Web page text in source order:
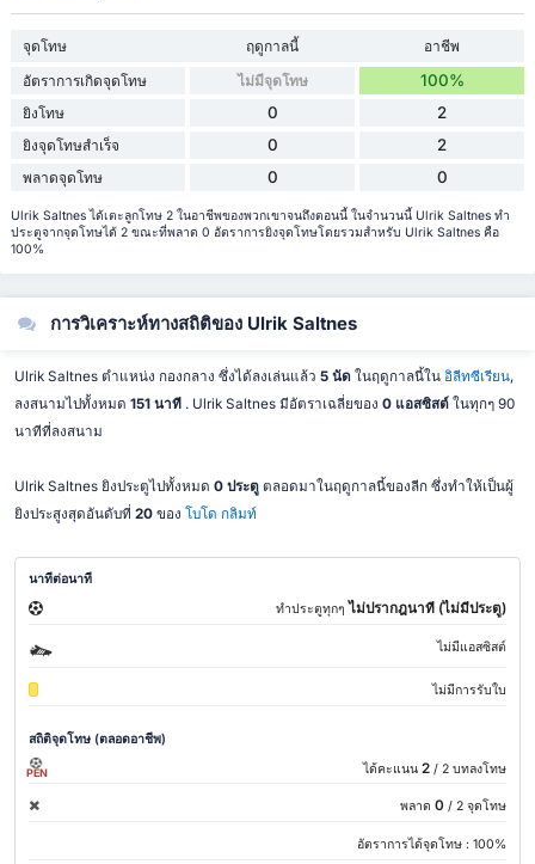
จุดโทษ ฤดูกาลนี้
อาชีพ
อัตราการเกิดจุดโทษ
ไม่มีจุดโทษ 100%
ยิงโทษ 0 2
ยิงจุดโทษสำเร็จ 0 2
พลาดจุดโทษ 0 0
Ulrik Saltnes ได้เตะลูกโทษ 2 ในอาชีพของพวกเขาจนถึงตอนนี้ ในจำนวนนี้ Ulrik Saltnes ทำ
ประตูจากจุดโทษได้ 2 ขณะที่พลาด 0 อัตราการยิงจุดโทษโดยรวมสำหรับ Ulrik Saltnes คือ
100%
การวิเคราะห์ทางสถิติของ Ulrik Saltnes
Ulrik Saltnes ตำแหน่ง กองกลาง ซึ่งได้ลงเล่นแล้ว 5 นัดในฤดูกาลนี้ใน อิลีทซีเรียน,
ลงสนามไปทั้งหมด 151 นาที . Ulrik Saltnes มีอัตราเฉลี่ยของ 0 แอสซิสต์ในทุกๆ 90
นาทีที่ลงสนาม
Ulrik Saltnes ยิงประตูไปทั้งหมด 0 ประตูตลอดมาในฤดูกาลนี้ของลีก ซึ่งทำให้เป็นผู้
ยิงประสูงสุดอันดับที่ 20ของ โบโด กลิมท์
นาทีต่อนาที
ทำประตูทุกๆไม่ปรากฎนาที (ไม่มีประตู)
ไม่มีแอสซิสต์
ไม่มีการรับใบ
สถิติจุดโทษ (ตลอดอาชีพ)
PEN ได้คะแนน 2 / 2 บทลงโทษ
พลาด 0 / 2 จุดโทษ
อัตราการได้จุดโทษ : 100%